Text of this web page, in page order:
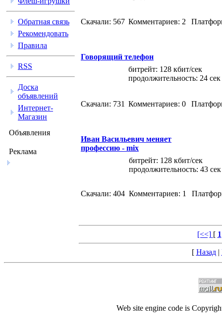
Обратная связь
Рекомендовать
Правила
RSS
Доска
объявлений
Интернет-
Магазин
Объявления
Реклама
Скачали: 567 Комментариев: 2
Говорящий телефон
битрейт: 128 кбит/сек
продолжительность: 24 сек
Скачали: 731 Комментариев: 0
Иван Васильевич меняет
профессию - mix
битрейт: 128 кбит/сек
продолжительность: 43 сек
Скачали: 404 Комментариев: 1
[<<] [ 1
[ Назад|
Web site engine code is